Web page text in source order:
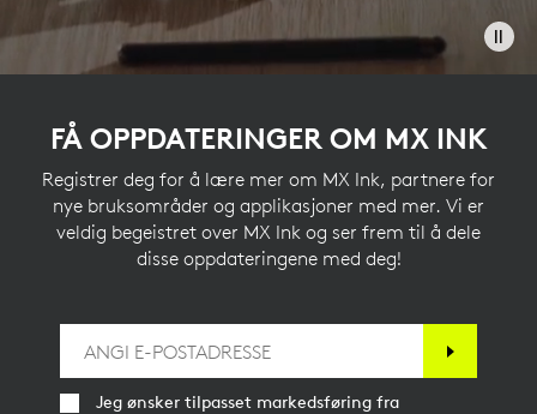
FÅ OPPDATERINGER OM MX INK
Registrer deg for å lære mer om MX Ink, partnere for
nye bruksområder og applikasjoner med mer. Vi er
veldig begeistret over MX Ink og ser frem til å dele
disse oppdateringene med deg!
Jeg ønsker tilpasset markedsføring fra